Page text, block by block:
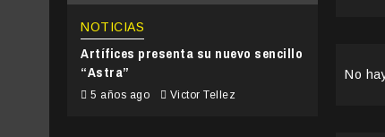
NOTICIAS
Artífices presenta su nuevo sencillo
“Astra”
5 años ago Victor Tellez
No